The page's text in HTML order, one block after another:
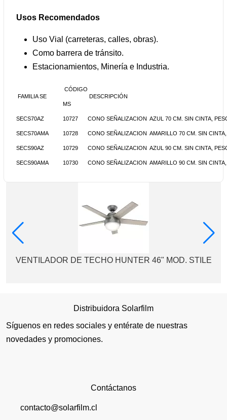
Usos Recomendados
Uso Vial (carreteras, calles, obras).
Como barrera de tránsito.
Estacionamientos, Minería e Industria.
FAMILIA SE
CÓDIGO
MS
DESCRIPCIÓN
SECS70AZ 10727 CONO SEÑALIZACION AZUL 70 CM. SIN CINTA,
SECS70AMA 10728 CONO SEÑALIZACION AMARILLO 70 CM. SIN
SECS90AZ 10729 CONO SEÑALIZACION AZUL 90 CM. SIN CINTA,
SECS90AMA 10730 CONO SEÑALIZACION AMARILLO 90 CM. SIN
VENTILADOR DE TECHO HUNTER 46" MOD. STILE
Distribuidora Solarfilm
Síguenos en redes sociales y entérate de nuestras
novedades y promociones.
Contáctanos
contacto@solarfilm.cl